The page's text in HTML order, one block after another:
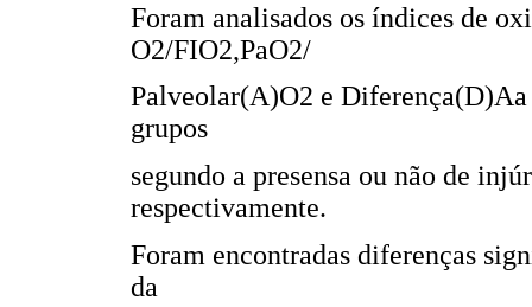
Foram analisados os índices de
O2/FIO2,PaO2/
Palveolar(A)O2 e
grupos
segundo a presensa ou não de
respectivamente.
Foram encontradas diferenças
da